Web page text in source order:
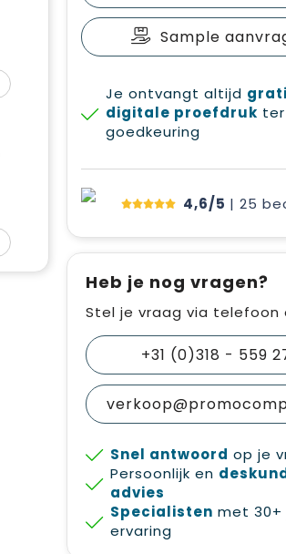
Sample
Je ontvangt altijd
digitale proefdruk ter
goedkeuring
4,6/5 | 25
Heb je nog vragen?
Stel je vraag via telefoon
+31 (0)318 - 559
Snel antwoord op je
Persoonlijk en
advies
Specialisten met 30+
ervaring